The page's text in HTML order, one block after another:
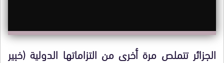
الجزائر تتملص مرة أخرى من التزاماتها الدولية (خبير